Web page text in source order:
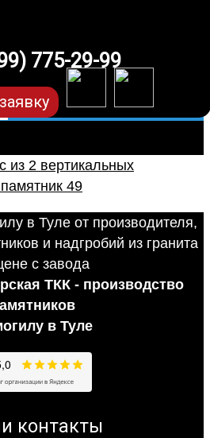
775-29-99
ТКК - производство
в Туле
контакты